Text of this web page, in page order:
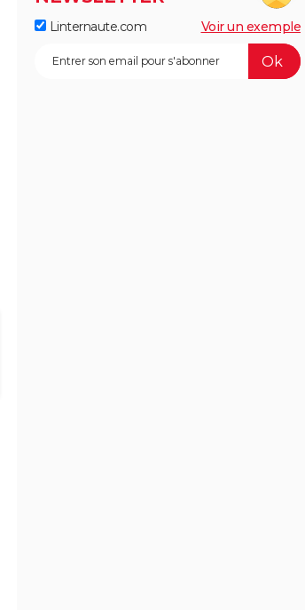
Linternaute.com Voir un exemple